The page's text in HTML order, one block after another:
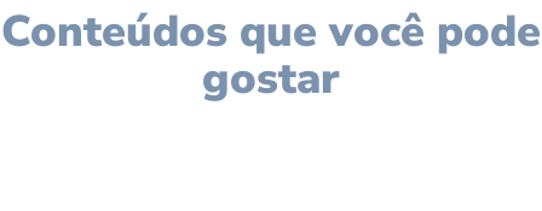
Conteúdos que você pode
gostar